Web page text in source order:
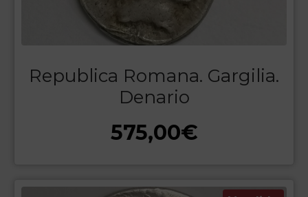
Republica Romana. Gargilia.
Denario
575,00€